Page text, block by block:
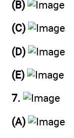
(B)
(C)
(D)
(E)
7.
(A)